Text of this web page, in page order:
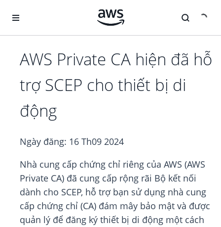
AWS Private CA hiện đã hỗ
trợ SCEP cho thiết bị di
động
Ngày đăng: 16 Th09 2024
Nhà cung cấp chứng chỉ riêng của AWS (AWS
Private CA) đã cung cấp rộng rãi Bộ kết nối
dành cho SCEP, hỗ trợ bạn sử dụng nhà cung
cấp chứng chỉ (CA) đám mây bảo mật và được
quản lý để đăng ký thiết bị di động một cách